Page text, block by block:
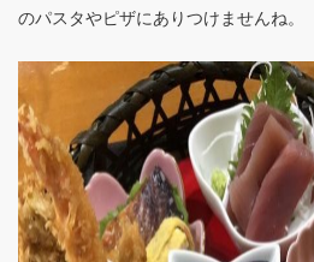
のパスタやピザにありつけませんね。